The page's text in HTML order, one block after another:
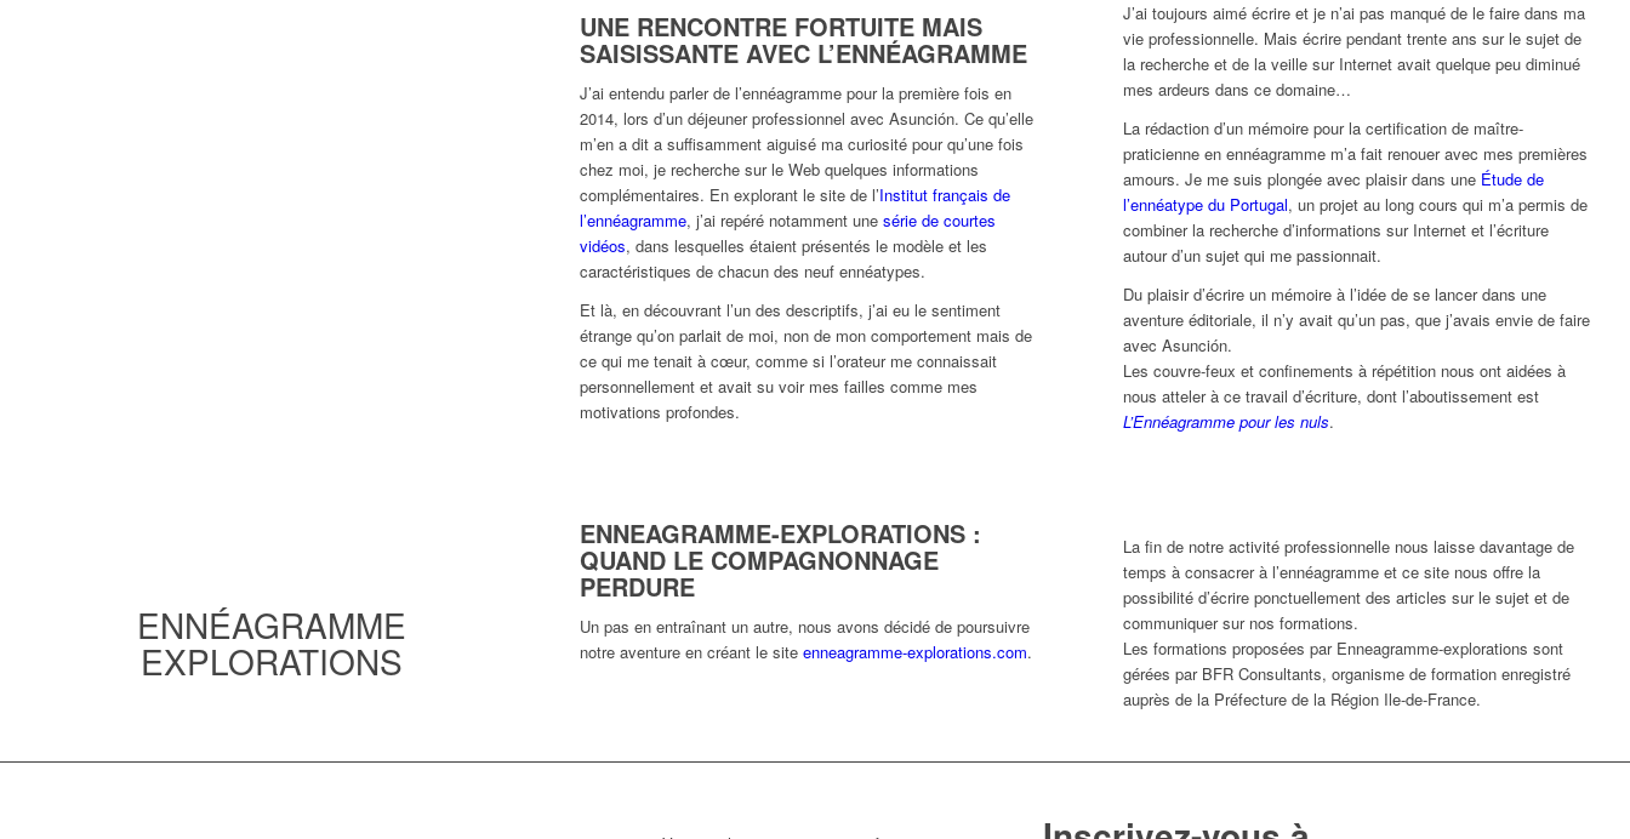
UNE RENCONTRE FORTUITE MAIS
SAISISSANTE AVEC L’ENNÉAGRAMME
J’ai entendu parler de l’ennéagramme pour la première fois en
2014, lors d’un déjeuner professionnel avec Asunción. Ce qu’elle
m’en a dit a suffisamment aiguisé ma curiosité pour qu’une fois
chez moi, je recherche sur le Web quelques informations
complémentaires. En explorant le site de l’Institut français de
l’ennéagramme, j’ai repéré notamment une série de courtes
vidéos, dans lesquelles étaient présentés le modèle et les
caractéristiques de chacun des neuf ennéatypes.
Et là, en découvrant l’un des descriptifs, j’ai eu le sentiment
étrange qu’on parlait de moi, non de mon comportement mais de
ce qui me tenait à cœur, comme si l’orateur me connaissait
personnellement et avait su voir mes failles comme mes
motivations profondes.
J’ai toujours aimé écrire et je n’ai pas manqué de le faire dans ma
vie professionnelle. Mais écrire pendant trente ans sur le sujet de
la recherche et de la veille sur Internet avait quelque peu diminué
mes ardeurs dans ce domaine…
La rédaction d’un mémoire pour la certification de maître-
praticienne en ennéagramme m’a fait renouer avec mes premières
amours. Je me suis plongée avec plaisir dans une Étude de
l’ennéatype du Portugal, un projet au long cours qui m’a permis de
combiner la recherche d’informations sur Internet et l’écriture
autour d’un sujet qui me passionnait.
Du plaisir d’écrire un mémoire à l’idée de se lancer dans une
aventure éditoriale, il n’y avait qu’un pas, que j’avais envie de faire
avec Asunción.
Les couvre-feux et confinements à répétition nous ont aidées à
nous atteler à ce travail d’écriture, dont l’aboutissement est
L’Ennéagramme pour les nuls.
ENNÉAGRAMME
EXPLORATIONS
ENNEAGRAMME-EXPLORATIONS :
QUAND LE COMPAGNONNAGE
PERDURE
Un pas en entraînant un autre, nous avons décidé de poursuivre
notre aventure en créant le site enneagramme-explorations.com.
La fin de notre activité professionnelle nous laisse davantage de
temps à consacrer à l’ennéagramme et ce site nous offre la
possibilité d’écrire ponctuellement des articles sur le sujet et de
communiquer sur nos formations.
Les formations proposées par Enneagramme-explorations sont
gérées par BFR Consultants, organisme de formation enregistré
auprès de la Préfecture de la Région Ile-de-France.